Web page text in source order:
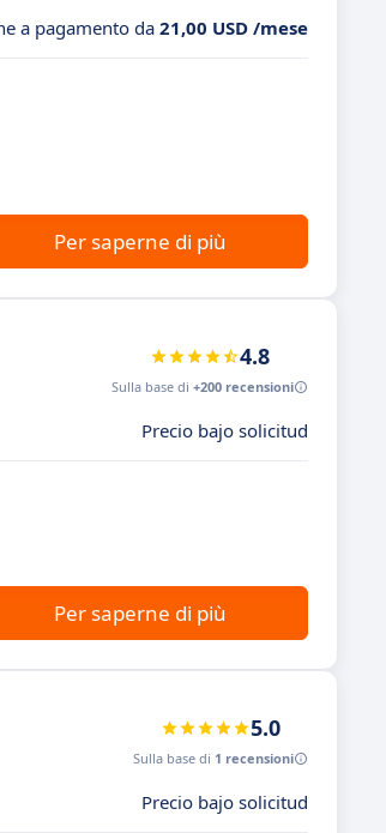
a pagamento da 21,00 USD /mese
Per saperne di più
4.8
Sulla base di +200 recensioni
Precio bajo solicitud
Per saperne di più
5.0
Sulla base di 1 recensioni
Precio bajo solicitud